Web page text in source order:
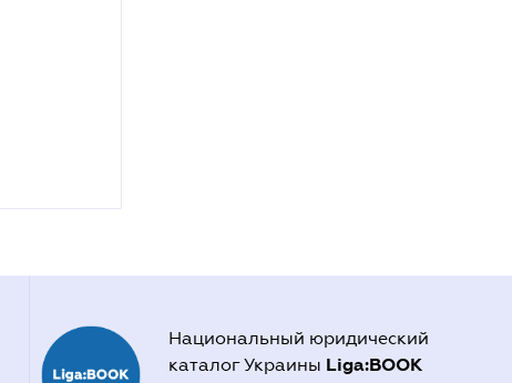
Национальный юридический
каталог Украины Liga:BOOK